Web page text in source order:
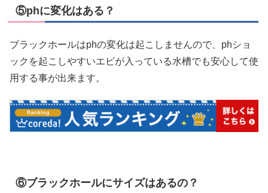
⑤phに変化はある？
ブラックホールはphの変化は起こしませんので、phショ
ックを起こしやすいエビが入っている水槽でも安心して使
用する事が出来ます。
⑥ブラックホールにサイズはあるの？